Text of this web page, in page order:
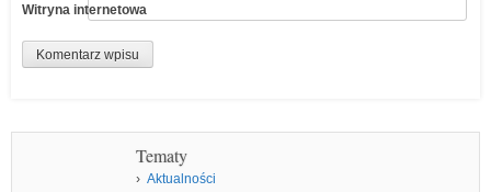
Witryna internetowa
Tematy
Aktualności